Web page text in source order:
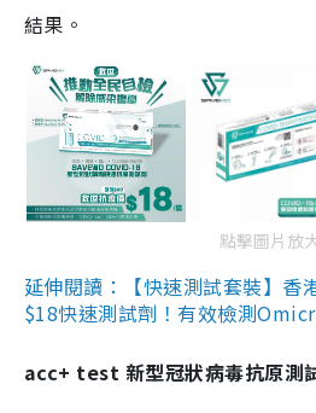
結果。
點擊圖片放
延伸閱讀：【快速測試套裝】香
$18快速測試劑！有效檢測
acc+ test 新型冠狀病毒抗原測